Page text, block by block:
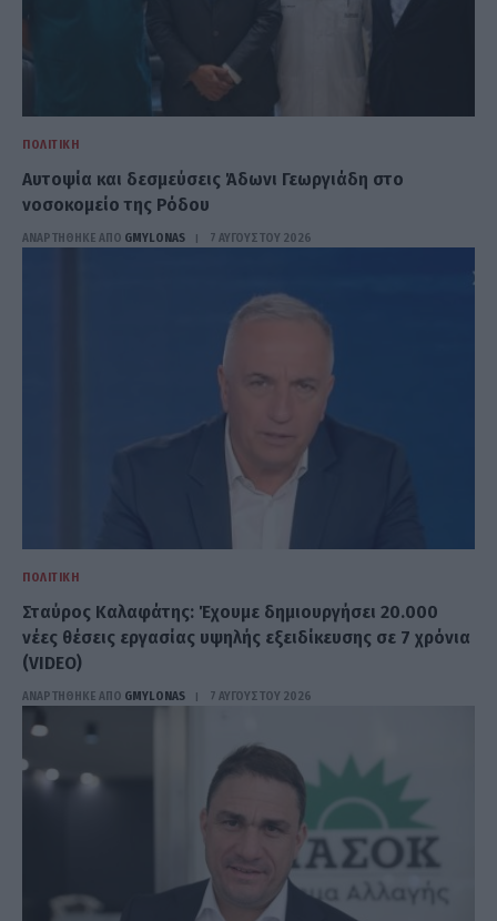
ΠΟΛΙΤΙΚΉ
Αυτοψία και δεσμεύσεις Άδωνι Γεωργιάδη στο
νοσοκομείο της Ρόδου
ΑΝΑΡΤΗΘΗΚΕ ΑΠΟ GMYLONAS 7 ΑΥΓΟΎΣΤΟΥ 2026
ΠΟΛΙΤΙΚΉ
Σταύρος Καλαφάτης: Έχουμε δημιουργήσει 20.000
νέες θέσεις εργασίας υψηλής εξειδίκευσης σε 7 χρόνια
(VIDEO)
ΑΝΑΡΤΗΘΗΚΕ ΑΠΟ GMYLONAS 7 ΑΥΓΟΎΣΤΟΥ 2026